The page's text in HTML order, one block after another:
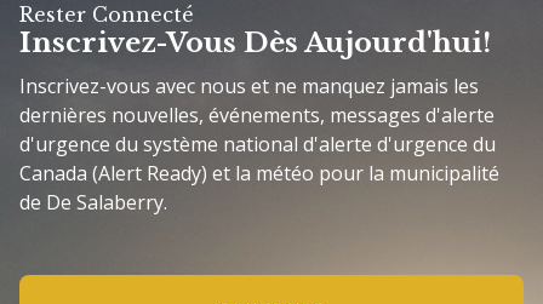
Rester Connecté
Inscrivez-Vous Dès Aujourd'hui!
Inscrivez-vous avec nous et ne manquez jamais les
dernières nouvelles, événements, messages d'alerte
d'urgence du système national d'alerte d'urgence du
Canada (Alert Ready) et la météo pour la municipalité
de De Salaberry.